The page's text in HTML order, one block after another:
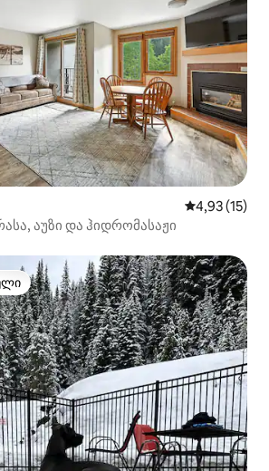
საშუალო
4,93 (15)
აუზი და ჰიდრომასაჟი
ვარიანტი